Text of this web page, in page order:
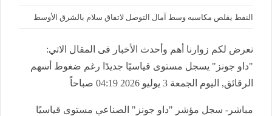
النفط يقلص مكاسبه وسط آمال التوصل لاتفاق سلام بالشرق الأوسط
نعرض لكم زوارنا أهم وأحدث الأخبار فى المقال الاتي:
"داو جونز" يسجل مستوى قياسيًا جديدًا رغم ضغوط أسهم
الرقائق, اليوم الجمعة 3 يوليو 2026 04:19 صباحاً
مباشر- سجل مؤشر "داو جونز" الصناعي مستوى قياسيًا